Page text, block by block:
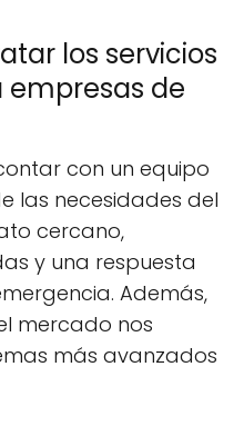
los servicios
de
con un equipo
las necesidades del
cercano,
y una respuesta
Además,
mercado nos
más avanzados